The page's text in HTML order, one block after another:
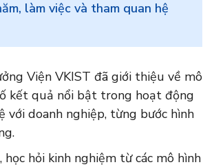
làm việc và tham quan hệ
Viện VKIST đã giới thiệu về mô
kết quả nổi bật trong hoạt động
với doanh nghiệp, từng bước hình
hỏi kinh nghiệm từ các mô hình